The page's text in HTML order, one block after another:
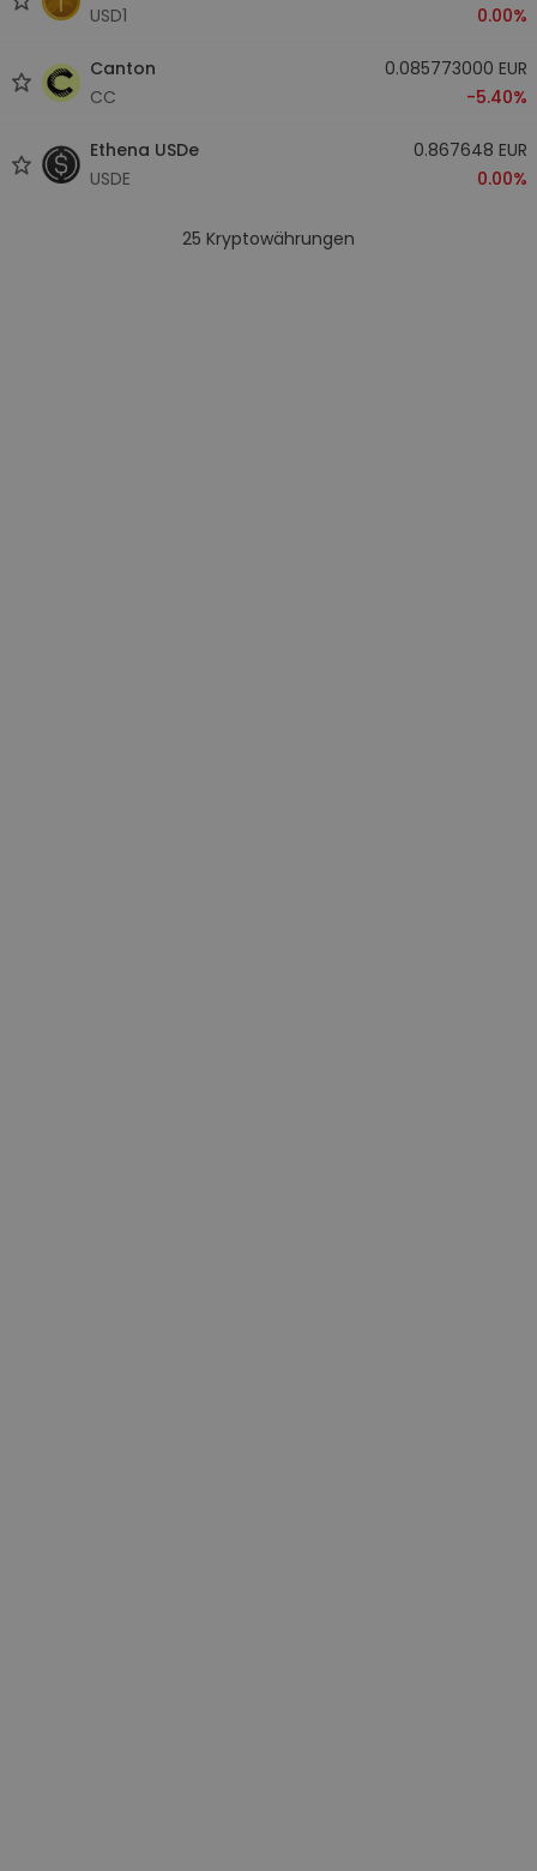
USD1
0.00%
Canton
CC
0.085773000 EUR
-5.40%
Ethena USDe
USDE
0.867648 EUR
0.00%
25 Kryptowährungen